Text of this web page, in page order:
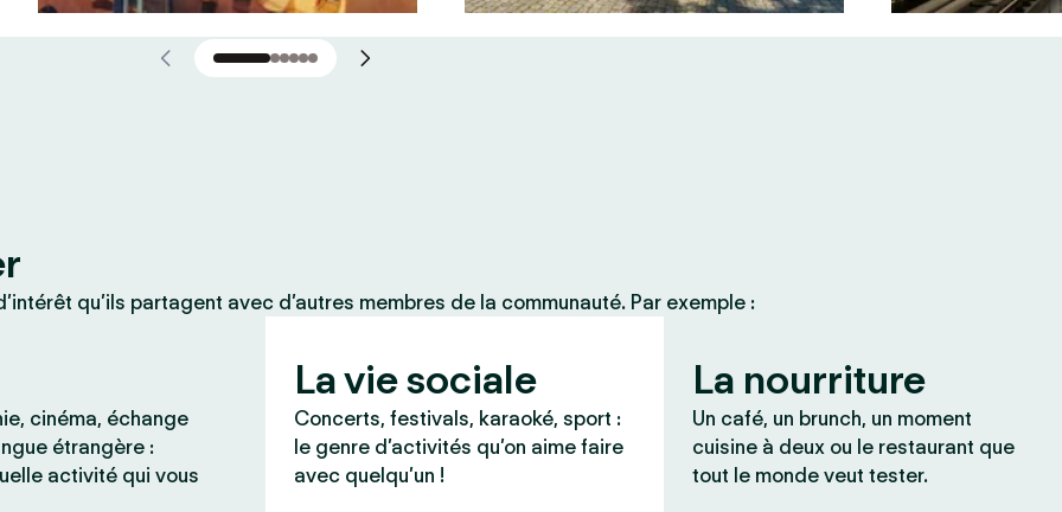
qu’ils partagent avec d’autres membres de la communauté. Par exemple :
cinéma, échange
étrangère :
activité qui vous
La vie sociale
Concerts, festivals, karaoké, sport :
le genre d’activités qu’on aime faire
avec quelqu’un !
La nourriture
Un café, un brunch, un moment
cuisine à deux ou le restaurant que
tout le monde veut tester.